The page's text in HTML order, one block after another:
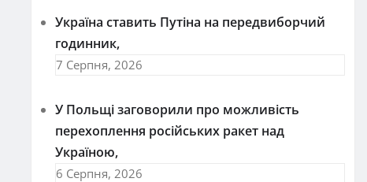
Україна ставить Путіна на передвиборчий
годинник,
7 Серпня, 2026
У Польщі заговорили про можливість
перехоплення російських ракет над
Україною,
6 Серпня, 2026